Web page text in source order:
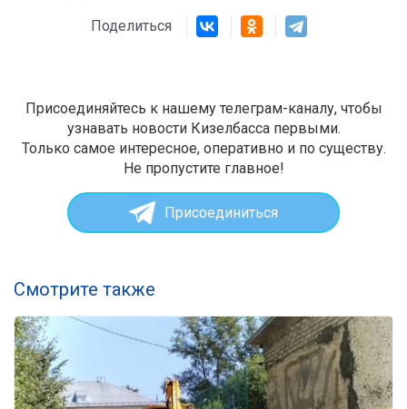
Поделиться
Присоединяйтесь к нашему телеграм-каналу, чтобы
узнавать новости Кизелбасса первыми.
Только самое интересное, оперативно и по существу.
Не пропустите главное!
Присоединиться
Смотрите также